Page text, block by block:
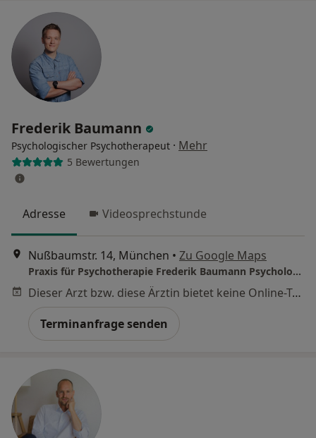
Frederik Baumann
Psychologischer Psychotherapeut · Mehr
5 Bewertungen
Adresse Videosprechstunde
Nußbaumstr. 14, München • Zu Google Maps
Praxis für Psychotherapie Frederik Baumann Psycholog. Psychotherapeut
Dieser Arzt bzw. diese Ärztin bietet keine Online-Terminbuchung an diesem Standort an.
Terminanfrage senden